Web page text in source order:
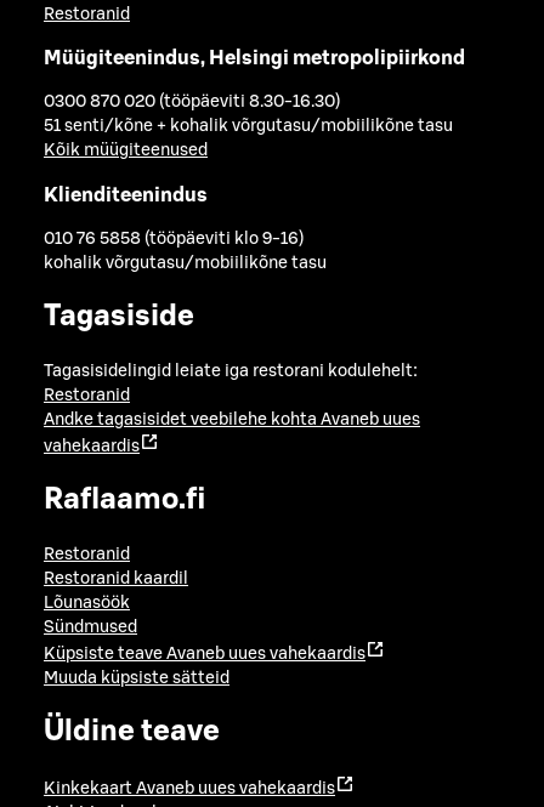
Restoranid
Müügiteenindus, Helsingi metropolipiirkond
0300 870 020 (tööpäeviti 8.30-16.30)
51 senti/kõne + kohalik võrgutasu/mobiilikõne tasu
Kõik müügiteenused
Klienditeenindus
010 76 5858 (tööpäeviti klo 9-16)
kohalik võrgutasu/mobiilikõne tasu
Tagasiside
Tagasisidelingid leiate iga restorani kodulehelt:
Restoranid
Andke tagasisidet veebilehe kohta Avaneb uues
vahekaardis
Raflaamo.fi
Restoranid
Restoranid kaardil
Lõunasöök
Sündmused
Küpsiste teave Avaneb uues vahekaardis
Muuda küpsiste sätteid
Üldine teave
Kinkekaart Avaneb uues vahekaardis